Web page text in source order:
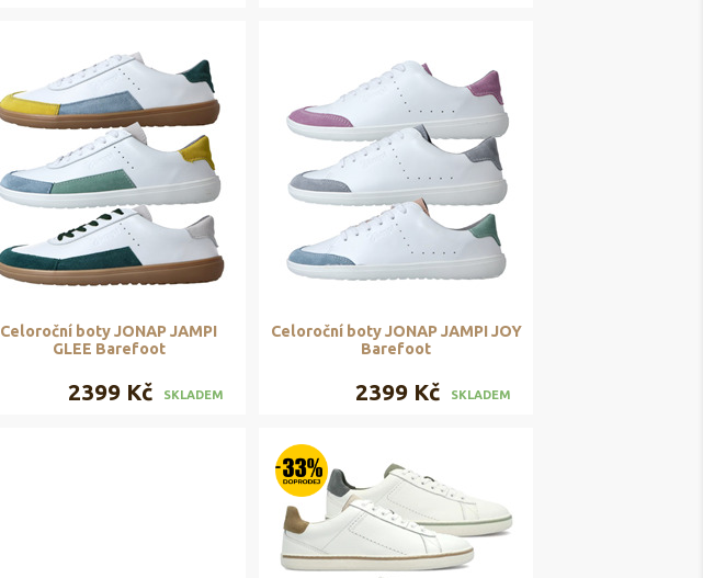
Celoroční boty JONAP JAMPI
GLEE Barefoot
2399 Kč SKLADEM
Celoroční boty JONAP JAMPI JOY
Barefoot
2399 Kč SKLADEM